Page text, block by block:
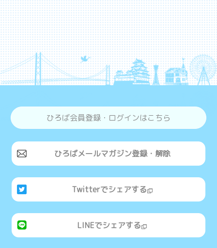
ひろば会員登録・ログインはこちら
ひろばメールマガジン登録・解除
Twitterでシェアする
LINEでシェアする